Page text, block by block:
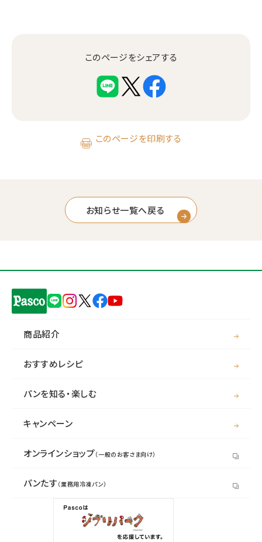
このページをシェアする
このページを印刷する
お知らせ一覧へ戻る
商品紹介
おすすめレシピ
パンを知る・楽しむ
キャンペーン
オンラインショップ（一般のお客さま向け）
パンたす （業務用冷凍パン）